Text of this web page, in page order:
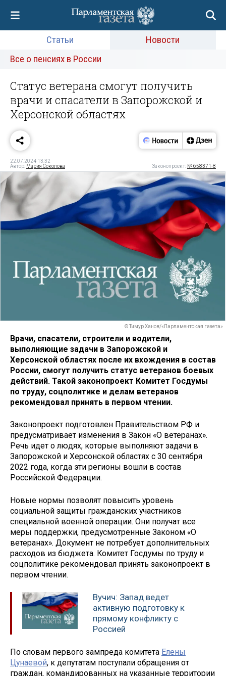
Статьи
Новости
Все о пенсиях в России
Статус ветерана смогут получить
врачи и спасатели в Запорожской и
Херсонской областях
22.07.2024 13:32
Автор: Мария Соколова Законопроект: № 658371-8
© Тимур Ханов/«Парламентская газета»
Врачи, спасатели, строители и водители,
выполняющие задачи в Запорожской и
Херсонской областях после их вхождения в состав
России, смогут получить статус ветеранов боевых
действий. Такой законопроект Комитет Госдумы
по труду, соцполитике и делам ветеранов
рекомендовал принять в первом чтении.
Законопроект подготовлен Правительством РФ и
предусматривает изменения в Закон «О ветеранах».
Речь идет о людях, которые выполняют задачи в
Запорожской и Херсонской областях с 30 сентября
2022 года, когда эти регионы вошли в состав
Российской Федерации.
Новые нормы позволят повысить уровень
социальной защиты гражданских участников
специальной военной операции. Они получат все
меры поддержки, предусмотренные Законом «О
ветеранах». Документ не потребует дополнительных
расходов из бюджета. Комитет Госдумы по труду и
соцполитике рекомендовал принять законопроект в
первом чтении.
Вучич: Запад ведет
активную подготовку к
прямому конфликту с
Россией
По словам первого зампреда комитета Елены
Цунаевой, к депутатам поступали обращения от
граждан, командированных на указанные территории